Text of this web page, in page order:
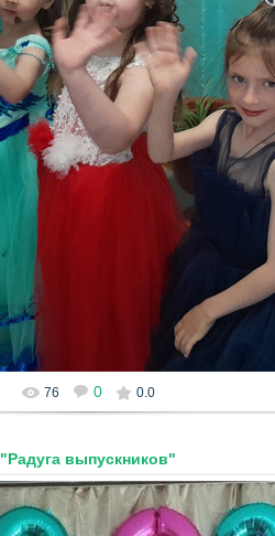
19.06.2024
DetSad14
76 0 0.0
"Радуга выпускников"